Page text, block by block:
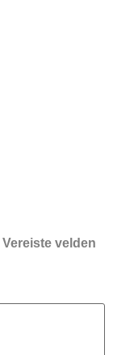
Vereiste velden